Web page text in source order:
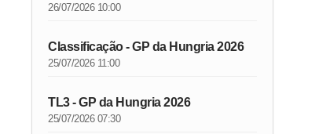
26/07/2026 10:00
Classificação - GP da Hungria 2026
25/07/2026 11:00
TL3 - GP da Hungria 2026
25/07/2026 07:30